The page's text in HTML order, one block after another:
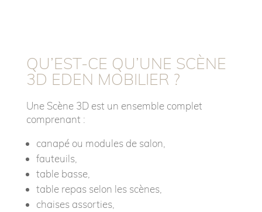
QU’EST-CE QU’UNE SCÈNE
3D EDEN MOBILIER ?
Une Scène 3D est un ensemble complet
comprenant :
canapé ou modules de salon,
fauteuils,
table basse,
table repas selon les scènes,
chaises assorties,